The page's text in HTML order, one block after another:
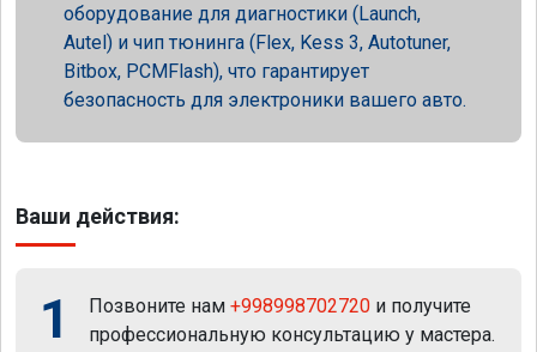
оборудование для диагностики (Launch,
Autel) и чип тюнинга (Flex, Kess 3, Autotuner,
Bitbox, PCMFlash), что гарантирует
безопасность для электроники вашего авто.
Ваши действия:
1 Позвоните нам +998998702720 и получите
профессиональную консультацию у мастера.